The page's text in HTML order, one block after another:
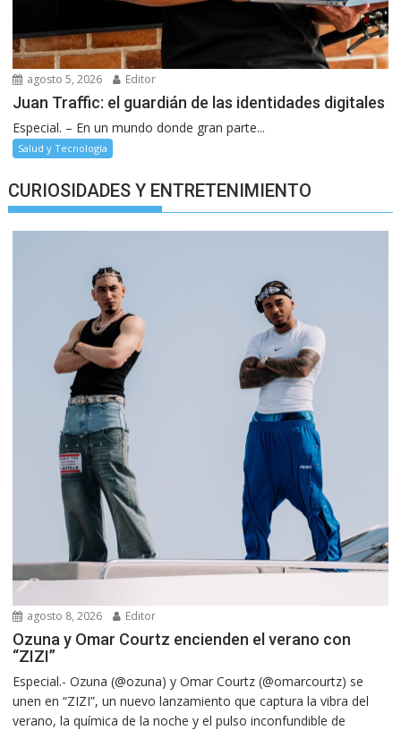
agosto 5, 2026 Editor
Juan Traffic: el guardián de las identidades digitales
Especial. – En un mundo donde gran parte...
Salud y Tecnología
CURIOSIDADES Y ENTRETENIMIENTO
agosto 8, 2026 Editor
Ozuna y Omar Courtz encienden el verano con
“ZIZI”
Especial.- Ozuna (@ozuna) y Omar Courtz (@omarcourtz) se
unen en “ZIZI”, un nuevo lanzamiento que captura la vibra del
verano, la química de la noche y el pulso inconfundible de